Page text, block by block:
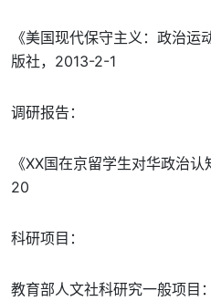
《美国现代保守主义：政治
版社，2013-2-1
调研报告：
《XX国在京留学生对华政治
20
科研项目：
教育部人文社科研究一般项目